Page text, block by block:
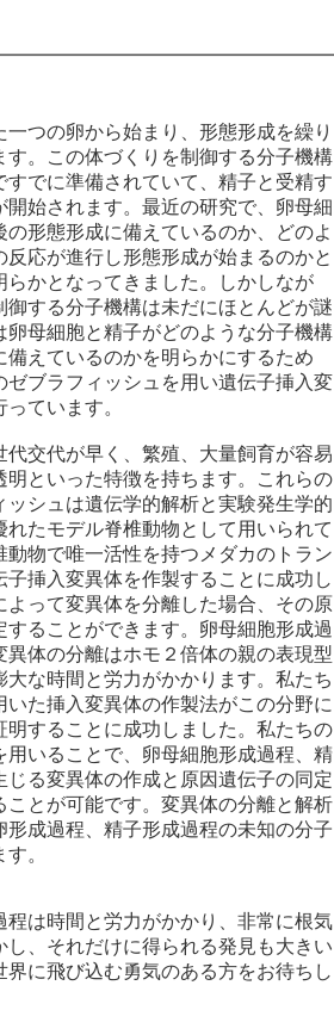
つの卵から始まり、形態形成を繰り
す。この体づくりを制御する分子機構
すでに準備されていて、精子と受精す
開始されます。最近の研究で、卵母細
の形態形成に備えているのか、どのよ
反応が進行し形態形成が始まるのかと
らかとなってきました。しかしなが
御する分子機構は未だにほとんどが謎
卵母細胞と精子がどのような分子機構
備えているのかを明らかにするため
ゼブラフィッシュを用い遺伝子挿入変
ています。
代交代が早く、繁殖、大量飼育が容易
明といった特徴を持ちます。これらの
ッシュは遺伝学的解析と実験発生学的
たモデル脊椎動物として用いられて
動物で唯一活性を持つメダカのトラン
子挿入変異体を作製することに成功し
よって変異体を分離した場合、その原
することができます。卵母細胞形成過
異体の分離はホモ２倍体の親の表現型
大な時間と労力がかかります。私たち
いた挿入変異体の作製法がこの分野に
明することに成功しました。私たちの
用いることで、卵母細胞形成過程、精
じる変異体の作成と原因遺伝子の同定
ことが可能です。変異体の分離と解析
形成過程、精子形成過程の未知の分子
。
程は時間と労力がかかり、非常に根気
し、それだけに得られる発見も大きい
界に飛び込む勇気のある方をお待ちし